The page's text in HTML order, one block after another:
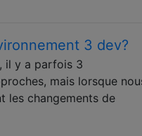
3 dev?
il y a parfois 3
mais lorsque
les changements de